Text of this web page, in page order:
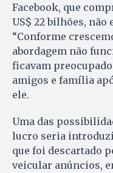
Facebook, que
US$ 22 bilhões, não
“Conforme
abordagem não
ficavam
amigos e família
ele.
Uma das
lucro seria
que foi descartado
veicular anúncios,